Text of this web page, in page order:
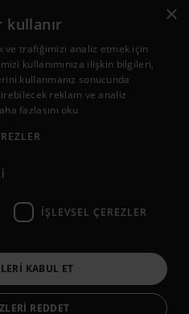
Zaman
Çizelgesi: İsa'nın
yeryüzündeki
hayatı
Çerez Ayarları
Gizlilik Politikası
×
kullanır
ve trafiğimizi analiz etmek için
kullanımınıza ilişkin bilgileri,
kullanmanız sonucunda
reklam ve analiz
fazlasını oku
İŞLEVSEL ÇEREZLER
KABUL ET
REDDET